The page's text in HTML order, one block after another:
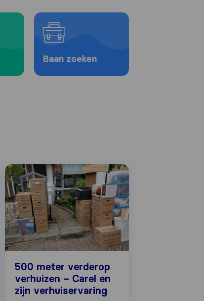
Baan zoeken
500 meter verderop
verhuizen – Carel en
zijn verhuiservaring